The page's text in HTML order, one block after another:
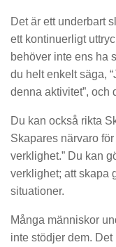
Det är ett underbart
ett kontinuerligt
behöver inte ens ha
du helt enkelt säga,
denna aktivitet”, och
Du kan också rikta
Skapares närvaro
verklighet.” Du kan
verklighet; att skapa
situationer.
Många människor
inte stödjer dem.